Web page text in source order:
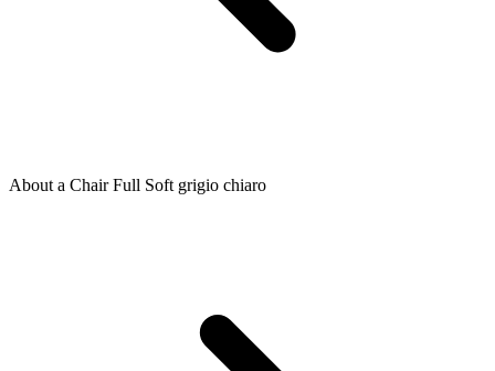
About a Chair Full Soft grigio chiaro